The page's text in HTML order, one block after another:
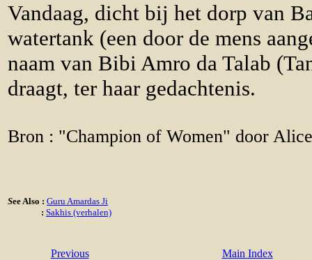
Vandaag, dicht bij het dorp van
watertank (een door de mens
naam van Bibi Amro da Talab
draagt, ter haar gedachtenis.
Bron : "Champion of Women" door
See Also : Guru Amardas Ji
: Sakhis (verhalen)
Previous
Main Index